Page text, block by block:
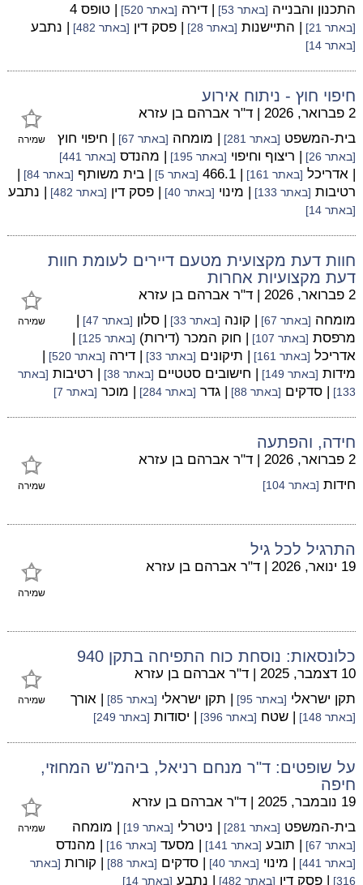
התכנון והבנייה [באתר 53] | דירה [באתר 520] | טופס 4
[באתר 21] | התיישנות [באתר 28] | פסק דין [באתר 482] | נתבע
[באתר 14]
חיפוי חוץ - ניתוח אירוע
שמירה
2 פברואר, 2026 | ד"ר אברהם בן עזרא
בית-המשפט [באתר 281] | מומחה [באתר 67] | חיפוי חוץ
[באתר 26] | ריצוף וחיפוי [באתר 195] | מהנדס [באתר 441]
| אדריכל [באתר 161] | 466.1 [באתר 5] | בית משותף [באתר 84]
|
רטיבות [באתר 133] | מינוי [באתר 40] | פסק דין [באתר 482] | נתבע
[באתר 14]
חוות דעת מקצועית מטעם דיירים לעומת חוות
דעת מקצועיות אחרות
שמירה
2 פברואר, 2026 | ד"ר אברהם בן עזרא
מומחה [באתר 67] | קונה [באתר 33] | סלון [באתר 47]
|
מרפסת [באתר 107] | חוק המכר (דירות) [באתר 125]
|
אדריכל [באתר 161] | תיקונים [באתר 33] | דירה [באתר 520]
|
מידות [באתר 149] | חישובים סטטיים [באתר 38] | רטיבות [באתר
133]
| סדקים [באתר 88] | גדר [באתר 284] | מוכר [באתר 7]
חידה, והפתעה
שמירה
2 פברואר, 2026 | ד"ר אברהם בן עזרא
חידות [באתר 104]
התרגיל לכל גיל
שמירה
19 ינואר, 2026 | ד"ר אברהם בן עזרא
כלונסאות: נוסחת כוח התפיחה בתקן 940
שמירה
10 דצמבר, 2025 | ד"ר אברהם בן עזרא
תקן ישראלי [באתר 95] | תקן ישראלי [באתר 85] | אורך
[באתר 148] | שטח [באתר 396] | יסודות [באתר 249]
על שופטים: ד"ר מנחם רניאל, ביהמ"ש המחוזי,
חיפה
שמירה
19 נובמבר, 2025 | ד"ר אברהם בן עזרא
בית-המשפט [באתר 281] | ניטרלי [באתר 19] | מומחה
[באתר 67] | תובע [באתר 141] | מסעד [באתר 16] | מהנדס
[באתר 441] | מינוי [באתר 40] | סדקים [באתר 88] | קורות [באתר
316]
| פסק דין [באתר 482] | נתבע [באתר 14]